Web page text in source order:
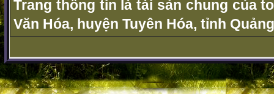
Trang thông tin là tài sản chung của
Văn Hóa, huyện Tuyên Hóa, tỉnh